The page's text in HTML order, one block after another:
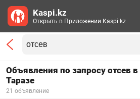
Объявления по запросу отсев в
Таразе
21 объявление
Kaspi.kz
Открыть в Приложении Kaspi.kz